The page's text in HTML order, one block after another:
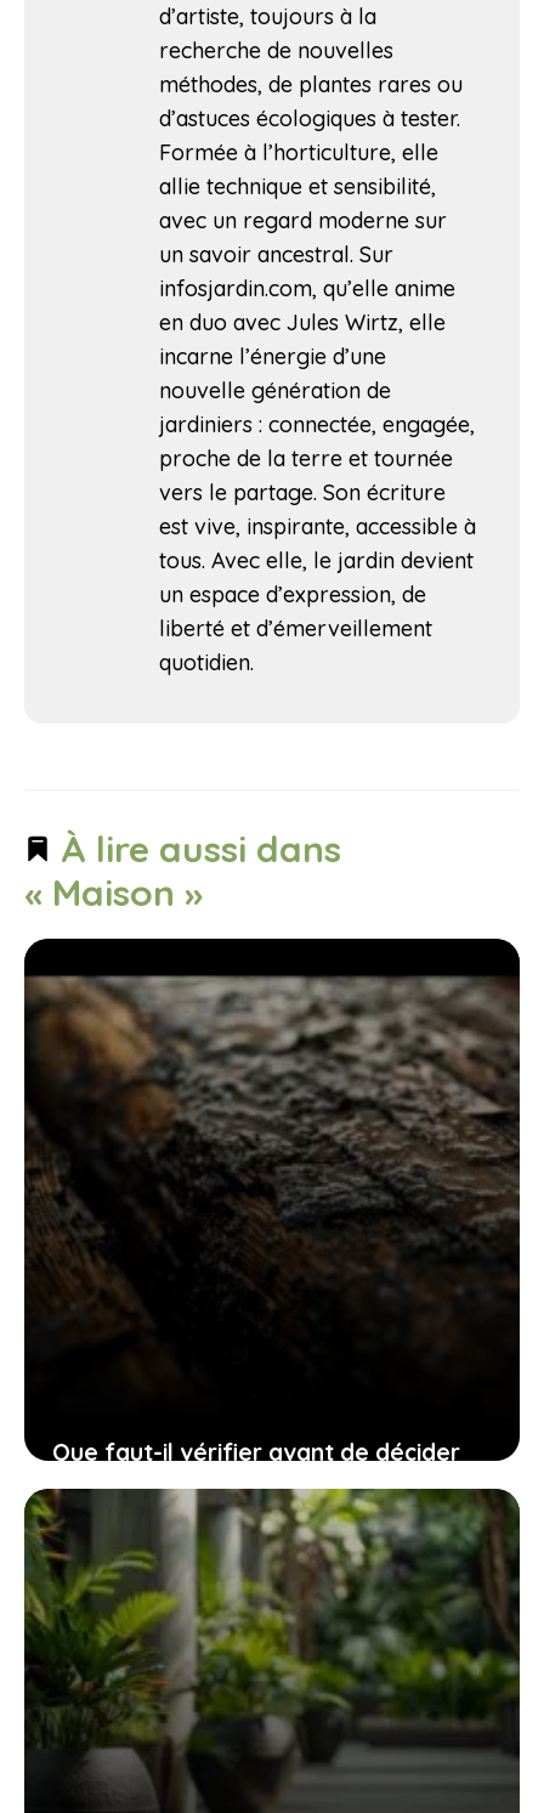
d’artiste, toujours à la
recherche de nouvelles
méthodes, de plantes rares ou
d’astuces écologiques à tester.
Formée à l’horticulture, elle
allie technique et sensibilité,
avec un regard moderne sur
un savoir ancestral. Sur
infosjardin.com, qu’elle anime
en duo avec Jules Wirtz, elle
incarne l’énergie d’une
nouvelle génération de
jardiniers : connectée, engagée,
proche de la terre et tournée
vers le partage. Son écriture
est vive, inspirante, accessible à
tous. Avec elle, le jardin devient
un espace d’expression, de
liberté et d’émerveillement
quotidien.
À lire aussi dans
« Maison »
Que faut-il vérifier avant de décider
d’enlever le parquet de votre salon ?
25 juillet 2025